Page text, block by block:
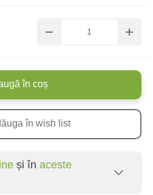
în coș
în wish list
și în aceste